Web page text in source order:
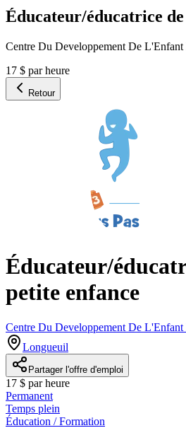
Éducateur/éducatrice
Centre Du Developpement De L'Enfant
17 $ par heure
Retour
Éducateur/
petite enfance
Centre Du Developpement De L'Enfant
Longueuil
Partager l'offre d'emploi
17 $ par heure
Permanent
Temps plein
Éducation / Formation